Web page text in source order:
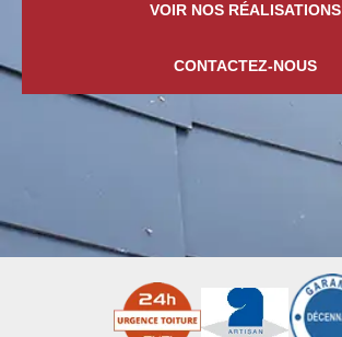
VOIR NOS RÉALISATIONS
CONTACTEZ-NOUS